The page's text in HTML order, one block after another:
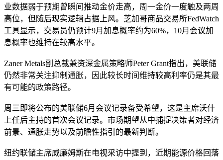
业数据弱于预期曾瞬间推动金价走高，周一金价一度触及两周
高位，但随后现实逻辑占据上风。芝加哥商品交易所FedWatch
工具显示，交易员仍预计9月加息概率约为60%，10月会议加
息概率也维持在较高水平。
Zaner Metals副总裁兼资深金属策略师Peter Grant指出，美联储
仍然非常关注抑制通胀，因此较长时间维持较高利率仍是其最
有可能的政策路径。
周三即将公布的美联储6月会议记录备受希望，这是主席沃什
上任后主持的首次会议记录。市场期望从中捕捉决策者对经济
前景、通胀走势以及前瞻性指引的最新判断。
纽约联储主席威廉姆斯在电视采访中提到，近期能源价格回落